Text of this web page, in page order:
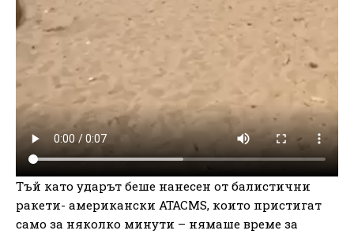
Тъй като ударът беше нанесен от балистични
ракети- американски ATACMS, които пристигат
само за няколко минути – нямаше време за